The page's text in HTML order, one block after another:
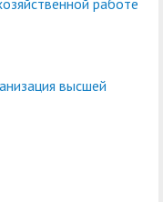
по
работе
высшей